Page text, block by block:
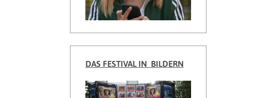
DAS FESTIVAL IN BILDERN